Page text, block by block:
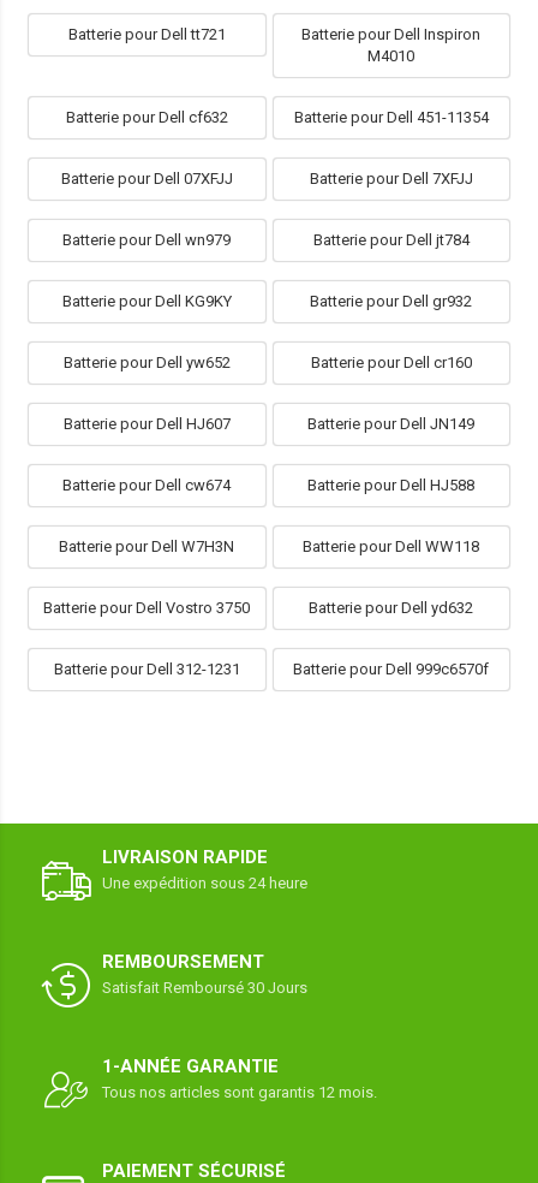
Batterie pour Dell tt721
Batterie pour Dell Inspiron
M4010
Batterie pour Dell cf632 Batterie pour Dell 451-11354
Batterie pour Dell 07XFJJ Batterie pour Dell 7XFJJ
Batterie pour Dell wn979 Batterie pour Dell jt784
Batterie pour Dell KG9KY Batterie pour Dell gr932
Batterie pour Dell yw652 Batterie pour Dell cr160
Batterie pour Dell HJ607 Batterie pour Dell JN149
Batterie pour Dell cw674 Batterie pour Dell HJ588
Batterie pour Dell W7H3N Batterie pour Dell WW118
Batterie pour Dell Vostro 3750 Batterie pour Dell yd632
Batterie pour Dell 312-1231 Batterie pour Dell 999c6570f
LIVRAISON RAPIDE
Une expédition sous 24 heure
REMBOURSEMENT
Satisfait Remboursé 30 Jours
1-ANNÉE GARANTIE
Tous nos articles sont garantis 12 mois.
PAIEMENT SÉCURISÉ